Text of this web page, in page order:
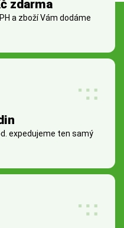
zdarma
a zboží Vám dodáme
expedujeme ten samý